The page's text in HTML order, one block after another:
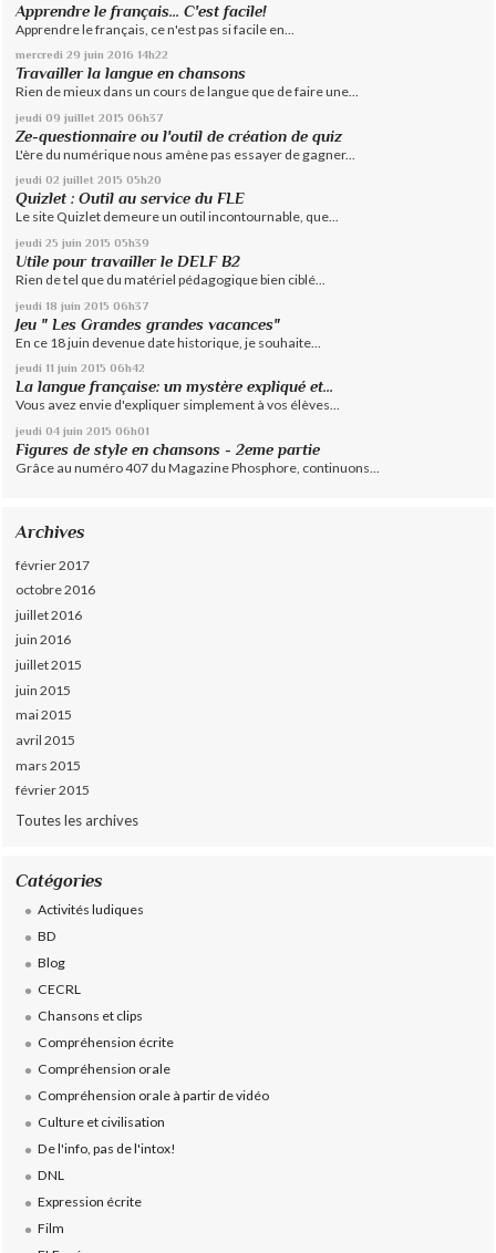
Apprendre le français... C'est facile!
Apprendre le français, ce n'est pas si facile en...
mercredi 29 juin 2016 14h22
Travailler la langue en chansons
Rien de mieux dans un cours de langue que de faire une...
jeudi 09 juillet 2015 06h37
Ze-questionnaire ou l'outil de création de quiz
L'ère du numérique nous amène pas essayer de gagner...
jeudi 02 juillet 2015 05h20
Quizlet : Outil au service du FLE
Le site Quizlet demeure un outil incontournable, que...
jeudi 25 juin 2015 05h39
Utile pour travailler le DELF B2
Rien de tel que du matériel pédagogique bien ciblé...
jeudi 18 juin 2015 06h37
Jeu " Les Grandes grandes vacances"
En ce 18 juin devenue date historique, je souhaite...
jeudi 11 juin 2015 06h42
La langue française: un mystère expliqué et...
Vous avez envie d'expliquer simplement à vos élèves...
jeudi 04 juin 2015 06h01
Figures de style en chansons - 2eme partie
Grâce au numéro 407 du Magazine Phosphore, continuons...
Archives
février 2017
octobre 2016
juillet 2016
juin 2016
juillet 2015
juin 2015
mai 2015
avril 2015
mars 2015
février 2015
Toutes les archives
Catégories
Activités ludiques
BD
Blog
CECRL
Chansons et clips
Compréhension écrite
Compréhension orale
Compréhension orale à partir de vidéo
Culture et civilisation
De l'info, pas de l'intox!
DNL
Expression écrite
Film